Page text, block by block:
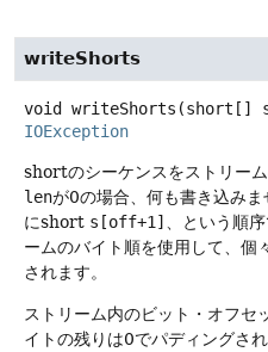
writeShorts
void writeShorts (short[]
IOException
shortのシーケンスをストリーム
lenが0の場合、何も書き込みま
にshort s[off+1] 、という順
ームのバイト順を使用して、個
されます。
ストリーム内のビット・オフセ
イトの残りは0でパディングさ